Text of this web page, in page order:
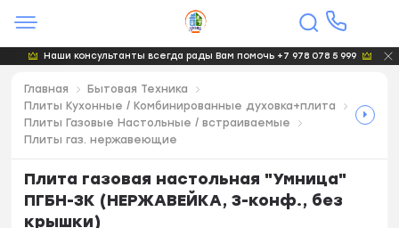
Наши консультанты всегда рады Вам помочь +7 978 078 5 999
Главная
Бытовая Техника
Плиты Кухонные / Комбинированные духовка+плита
Плиты Газовые Настольные / встраиваемые
Плиты газ. нержавеющие
Плита газовая настольная "Умница"
ПГБН-3К (НЕРЖАВЕЙКА, 3-конф., без
крышки)